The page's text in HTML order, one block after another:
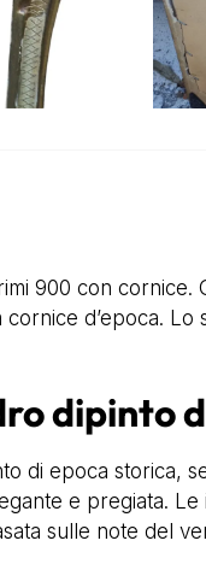
900 con
cornice d’epoca.
dipinto
di epoca storica,
e pregiata.
sulle note del